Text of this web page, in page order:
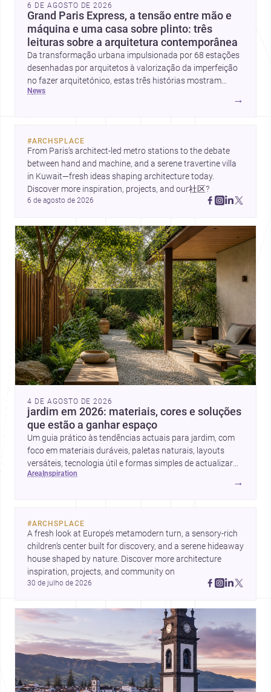
6 DE AGOSTO DE 2026
Grand Paris Express, a tensão entre mão e
máquina e uma casa sobre plinto: três
leituras sobre a arquitetura contemporânea
Da transformação urbana impulsionada por 68 estações
desenhadas por arquitetos à valorização da imperfeição
no fazer arquitetónico, estas três histórias mostram
como a disciplina continua a reinventar cidades, materiais
contemporânea.
news
→
#ARCHSPLACE
From Paris’s architect-led metro stations to the debate
between hand and machine, and a serene travertine villa
in Kuwait—fresh ideas shaping architecture today.
Discover more inspiration, projects, and our社区?
6 de agosto de 2026
4 DE AGOSTO DE 2026
jardim em 2026: materiais, cores e soluções
que estão a ganhar espaço
Um guia prático às tendências actuais para jardim, com
foco em materiais duráveis, paletas naturais, layouts
versáteis, tecnologia útil e formas simples de actualizar
sem obras totais.
area inspiration
→
#ARCHSPLACE
A fresh look at Europe’s metamodern turn, a sensory-rich
children’s center built for discovery, and a serene hideaway
house shaped by nature. Discover more architecture
30 de julho de 2026